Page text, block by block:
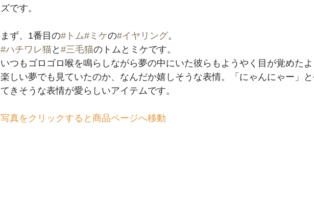
ズです。﻿
まず、1番目の#トム#ミケの#イヤリング。﻿
#ハチワレ猫と #三毛猫のトムとミケです。﻿
いつもゴロゴロ喉を鳴らしながら夢の中にいた彼らもようやく目が覚めた
楽しい夢でも見ていたのか、なんだか嬉しそうな表情。「にゃんにゃー」
てきそうな表情が愛らしいアイテムです。﻿
写真をクリックすると商品ページへ移動